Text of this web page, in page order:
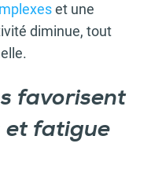
et une
diminue, tout
favorisent
et fatigue